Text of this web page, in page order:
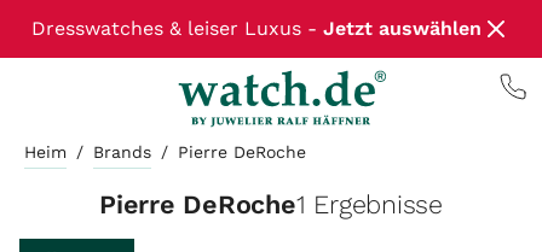
Dresswatches & leiser Luxus - Jetzt auswählen
Heim / Brands / Pierre DeRoche
Pierre DeRoche1 Ergebnisse